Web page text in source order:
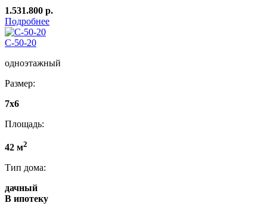
1.531.800 р.
Подробнее
C-50-20
одноэтажный
Размер:
7х6
Площадь:
42 м2
Тип дома:
дачный
В ипотеку